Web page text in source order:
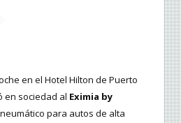
en el Hotel Hilton de Puerto
en sociedad al Eximia by
para autos de alta